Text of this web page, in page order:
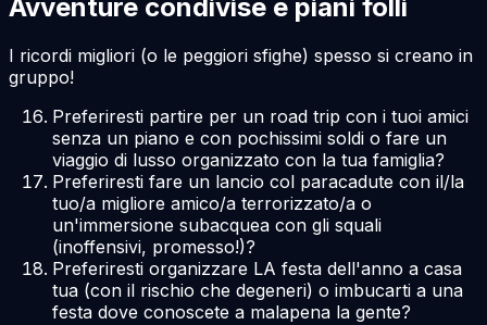
Avventure condivise e piani folli
I ricordi migliori (o le peggiori sfighe) spesso si creano in
gruppo!
Preferiresti partire per un road trip con i tuoi amici
senza un piano e con pochissimi soldi o fare un
viaggio di lusso organizzato con la tua famiglia?
Preferiresti fare un lancio col paracadute con il/la
tuo/a migliore amico/a terrorizzato/a o
un'immersione subacquea con gli squali
(inoffensivi, promesso!)?
Preferiresti organizzare LA festa dell'anno a casa
tua (con il rischio che degeneri) o imbucarti a una
festa dove conoscete a malapena la gente?